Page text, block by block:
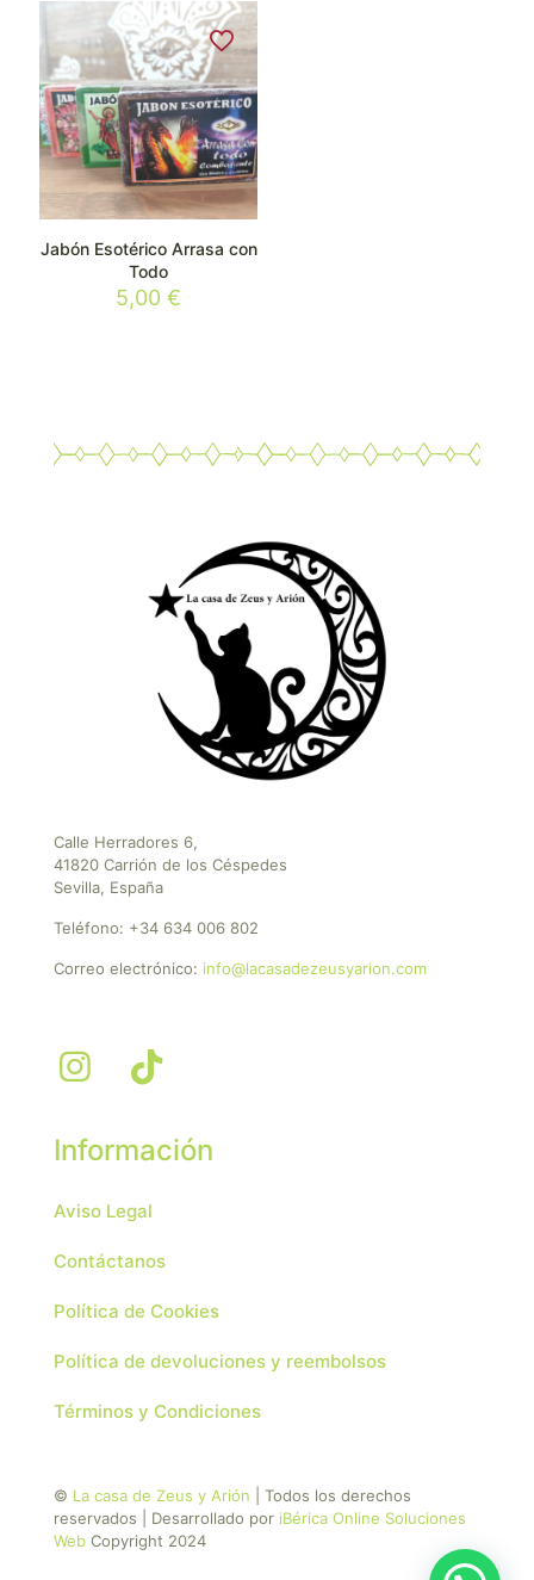
Jabón Esotérico Arrasa con
Todo
5,00€
Calle Herradores 6,
41820 Carrión de los Céspedes
Sevilla, España
Teléfono: +34 634 006 802
Correo electrónico: info@lacasadezeusyarion.com
Información
Aviso Legal
Contáctanos
Política de Cookies
Política de devoluciones y reembolsos
Términos y Condiciones
© La casa de Zeus y Arión | Todos los derechos
reservados | Desarrollado por iBérica Online Soluciones
Web Copyright 2024